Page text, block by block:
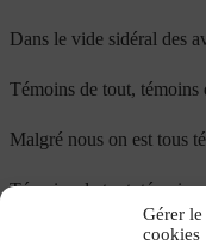
Gérer
cookies
Dans le vide sidéral des
Témoins de tout, témoins
Malgré nous on est tous
Témoins de tout, témoins
Malgré nous on est tous